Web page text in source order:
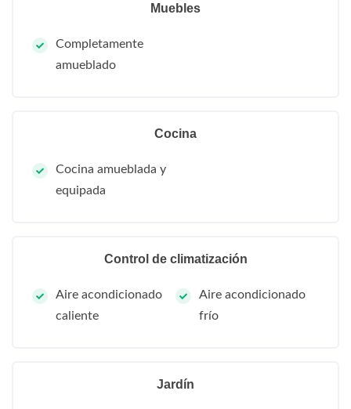
Muebles
Completamente
amueblado
Cocina
Cocina amueblada y
equipada
Control de climatización
Aire acondicionado
caliente
Aire acondicionado
frío
Jardín